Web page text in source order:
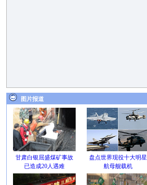
图片报道
甘肃白银屈盛煤矿事故
已造成20人遇难
盘点世界现役十大明星
航母舰载机